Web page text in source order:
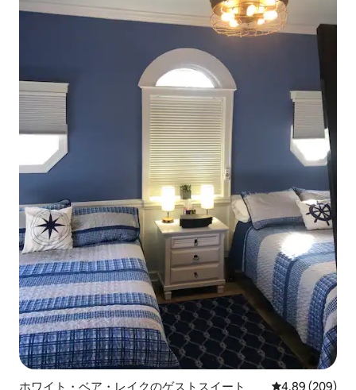
ホワイト・ベア・レイクのゲストスイート レビュー209
4.89 (209)